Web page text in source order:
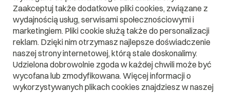
Wersje WordPress w Polsce w
listopadzie 2021
13 października 2023 ok.3min
Zaakceptuj także dodatkowe pliki cookies, związane z
wydajnością usług, serwisami społecznościowymi i
marketingiem. Pliki cookie służą także do personalizacji
reklam. Dzięki nim otrzymasz najlepsze doświadczenie
naszej strony internetowej, którą stale doskonalimy.
Udzielona dobrowolnie zgoda w każdej chwili może być
wycofana lub zmodyfikowana. Więcej informacji o
wykorzystywanych plikach cookies znajdziesz w naszej